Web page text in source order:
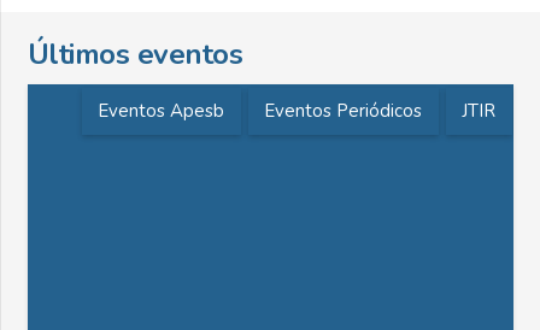
Últimos eventos
Eventos Apesb Eventos Periódicos JTIR